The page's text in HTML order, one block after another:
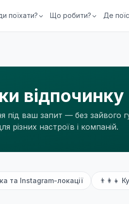
поїхати? Що робити? Де
відпочинку
під ваш запит — без зайвого
різних настроїв і компаній.
та Instagram-локації 👨‍👩‍👧